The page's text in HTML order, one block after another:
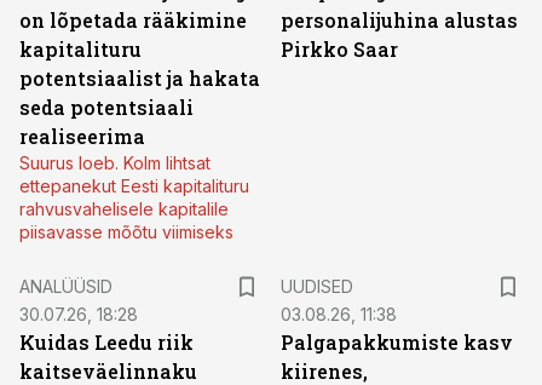
on lõpetada rääkimine
kapitalituru
potentsiaalist ja hakata
seda potentsiaali
realiseerima
Suurus loeb. Kolm lihtsat
ettepanekut Eesti kapitalituru
rahvusvahelisele kapitalile
piisavasse mõõtu viimiseks
personalijuhina alustas
Pirkko Saar
ANALÜÜSID
30.07.26, 18:28
Kuidas Leedu riik
kaitseväelinnaku
UUDISED
03.08.26, 11:38
Palgapakkumiste kasv
kiirenes,